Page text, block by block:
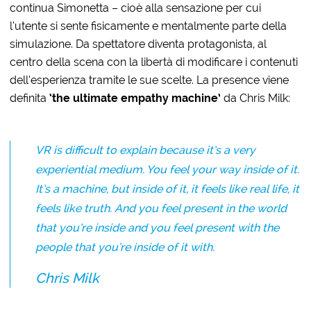
continua Simonetta – cioè alla sensazione per cui
l’utente si sente fisicamente e mentalmente parte della
simulazione. Da spettatore diventa protagonista, al
centro della scena con la libertà di modificare i contenuti
dell’esperienza tramite le sue scelte. La presence viene
definita‘the ultimate empathy machine’da Chris Milk:
VR is difficult to explain because it’s a very
experiential medium. You feel your way inside of it.
It’s a machine, but inside of it, it feels like real life, it
feels like truth. And you feel present in the world
that you’re inside and you feel present with the
people that you’re inside of it with.
Chris Milk